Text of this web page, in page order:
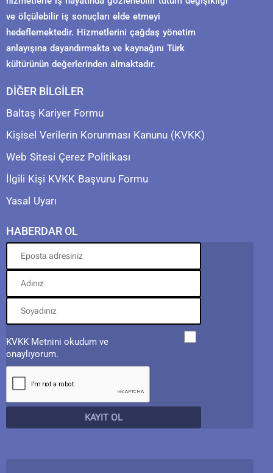
ve ölçülebilir iş sonuçları elde etmeyi
hedeflemektedir. Hizmetlerini çağdaş yönetim
anlayışına dayandırmakta ve kaynağını Türk
kültürünün değerlerinden almaktadır.
DİĞER BİLGİLER
Baltaş Kariyer Formu
Kişisel Verilerin Korunması Kanunu (KVKK)
Web Sitesi Çerez Politikası
İlgili Kişi KVKK Başvuru Formu
Yasal Uyarı
HABERDAR OL
KVKK Metnini okudum ve
onaylıyorum.